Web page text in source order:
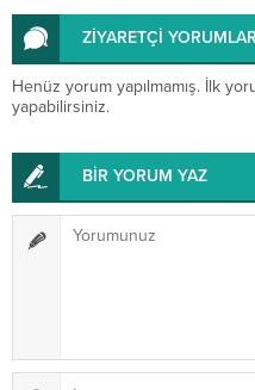
ZİYARETÇİ
Henüz yorum yapılmamış. İlk
yapabilirsiniz.
BİR YORUM YAZ